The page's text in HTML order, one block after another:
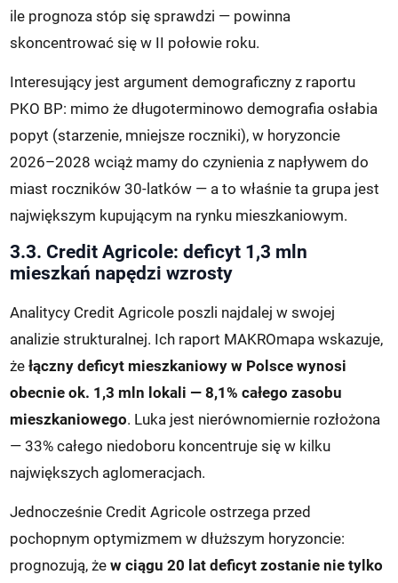
ile prognoza stóp się sprawdzi — powinna
skoncentrować się w II połowie roku.
Interesujący jest argument demograficzny z raportu
PKO BP: mimo że długoterminowo demografia osłabia
popyt (starzenie, mniejsze roczniki), w horyzoncie
2026–2028 wciąż mamy do czynienia z napływem do
miast roczników 30-latków — a to właśnie ta grupa jest
największym kupującym na rynku mieszkaniowym.
3.3. Credit Agricole: deficyt 1,3 mln
mieszkań napędzi wzrosty
Analitycy Credit Agricole poszli najdalej w swojej
analizie strukturalnej. Ich raport MAKROmapa wskazuje,
żełączny deficyt mieszkaniowy w Polsce wynosi
obecnie ok. 1,3 mln lokali — 8,1% całego zasobu
mieszkaniowego. Luka jest nierównomiernie rozłożona
— 33% całego niedoboru koncentruje się w kilku
największych aglomeracjach.
Jednocześnie Credit Agricole ostrzega przed
pochopnym optymizmem w dłuższym horyzoncie:
prognozują, żew ciągu 20 lat deficyt zostanie nie tylko